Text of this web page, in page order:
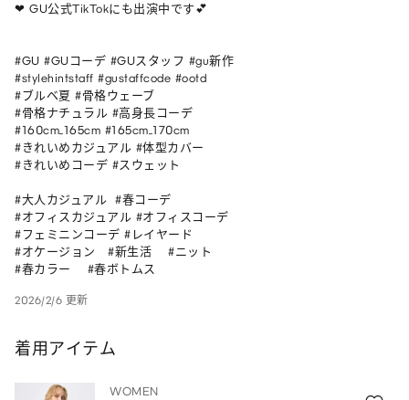
❤︎ GU公式TikTokにも出演中です💕
#GU #GUコーデ #GUスタッフ #gu新作
#stylehintstaff #gustaffcode #ootd
#ブルベ夏 #骨格ウェーブ
#骨格ナチュラル #高身長コーデ
#160cm_165cm #165cm_170cm
#きれいめカジュアル #体型カバー
#きれいめコーデ #スウェット
#大人カジュアル  #春コーデ
#オフィスカジュアル #オフィスコーデ
#フェミニンコーデ #レイヤード
#オケージョン   #新生活    #ニット
#春カラー    #春ボトムス
2026/2/6 更新
着用アイテム
WOMEN